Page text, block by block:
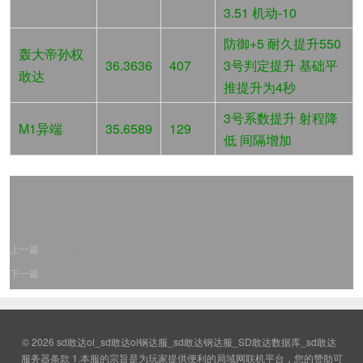
3.51 机动-10
轰大帝孙权
敢达
36.3636 407
防御+5 耐久提升550
3号判定提升 基础平
推提升为4秒
M1异端 35.6589 129
3号系数提升 射程降
低 间隔增加
上一篇
下一篇
© 2026 sd敢达ol_sd敢达ol钢达服_sd敢达钢达服_SD敢达数据库_sd敢达
服务器条款 1.本服的宗旨是为玩家提供便利的局域网联机平台，您的赞助可